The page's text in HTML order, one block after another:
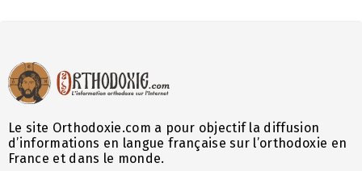
Le site Orthodoxie.com a pour objectif la diffusion
d’informations en langue française sur l’orthodoxie en
France et dans le monde.